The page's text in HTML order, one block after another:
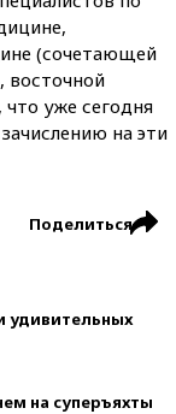
(сочетающей
уже сегодня
на эти
Поделиться
удивительных
на суперъяхты